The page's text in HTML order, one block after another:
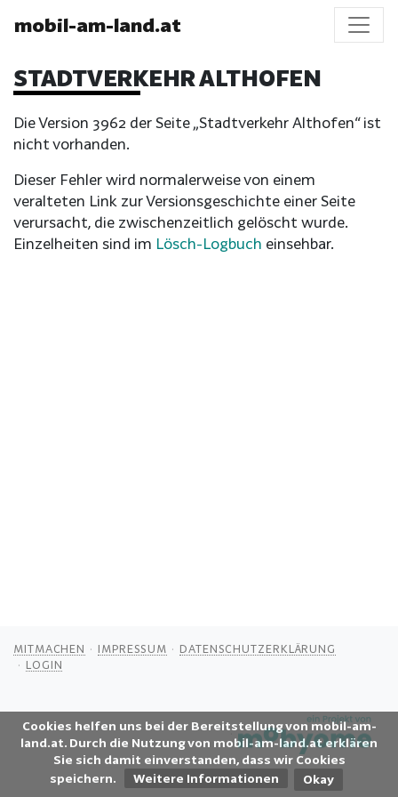
Cookies helfen uns bei der Bereitstellung von mobil-am-
land.at. Durch die Nutzung von mobil-am-land.at erklären
Sie sich damit einverstanden, dass wir Cookies
speichern.
Weitere Informationen
mobil-am-land.at
STADTVERKEHR ALTHOFEN
Die Version 3962 der Seite „Stadtverkehr Althofen“ ist
nicht vorhanden.
Dieser Fehler wird normalerweise von einem
veralteten Link zur Versionsgeschichte einer Seite
verursacht, die zwischenzeitlich gelöscht wurde.
Einzelheiten sind im Lösch-Logbuch einsehbar.
MITMACHEN IMPRESSUM
DATENSCHUTZERKLÄRUNG
LOGIN